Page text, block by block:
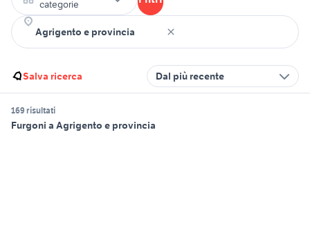
categorie
Salva ricerca Dal più recente
169 risultati
Furgoni a Agrigento e provincia